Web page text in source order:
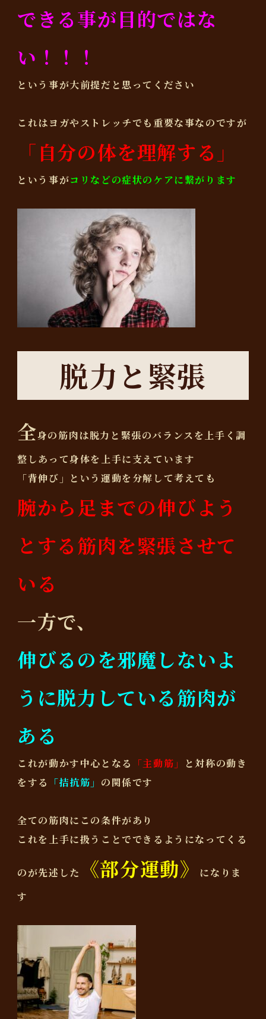
できる事が目的ではな
い！！！
という事が大前提だと思ってください
これはヨガやストレッチでも重要な事なのですが
「自分の体を理解する」
という事がコリなどの症状のケアに繋がります
脱力と緊張
全身の筋肉は脱力と緊張のバランスを上手く調
整しあって身体を上手に支えています
「背伸び」という運動を分解して考えても
腕から足までの伸びよう
とする筋肉を緊張させて
いる
一方で、
伸びるのを邪魔しないよ
うに脱力している筋肉が
ある
これが動かす中心となる 「主動筋」
と対称の動き
をする
「拮抗筋」 の関係です
全ての筋肉にこの条件があり
これを上手に扱うことでできるようになってくる
のが先述した 《部分運動》
になりま
す